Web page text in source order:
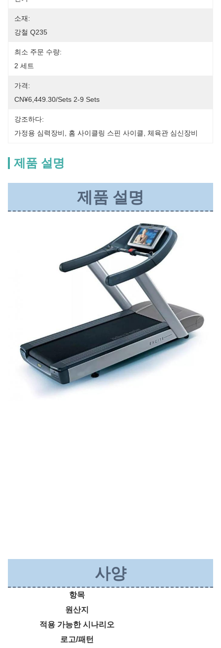
소재:
강철 Q235
최소 주문 수량:
2 세트
가격:
CN¥6,449.30/sets 2-9 Sets
강조하다:
가정용 심력장비
홈 사이클링 스핀 사이클 체육관 심신장비
제품 설명
제품 설명
사양
항목
원산지
적용 가능한 시나리오
로고/패턴